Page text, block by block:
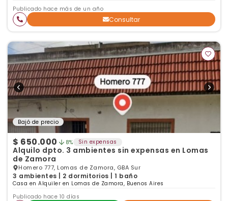
Publicado hace más de un año
Consultar
Bajó de precio
$ 650.000 8% Sin expensas
Alquilo dpto. 3 ambientes sin expensas en Lomas
de Zamora
Homero 777, Lomas de Zamora, GBA Sur
3 ambientes | 2 dormitorios | 1 baño
Casa en Alquiler en Lomas de Zamora, Buenos Aires
Publicado hace 10 días